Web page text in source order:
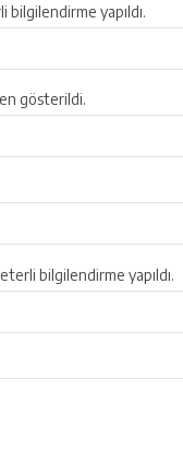
yapıldı.
gösterildi.
bilgilendirme yapıldı.